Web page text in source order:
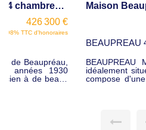
BEAUPREAU 49600
BEAUPREAU Maison sur
idéalement située, offrant un
compose d'une pièce de vie
de 656 m², parfait pour les